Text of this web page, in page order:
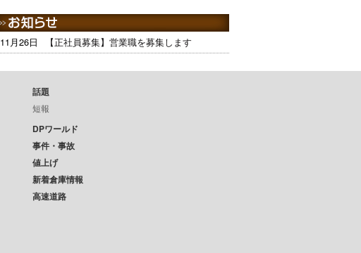
11月26日 【正社員募集】営業職を募集します
話題
短報
DPワールド
事件・事故
値上げ
新着倉庫情報
高速道路